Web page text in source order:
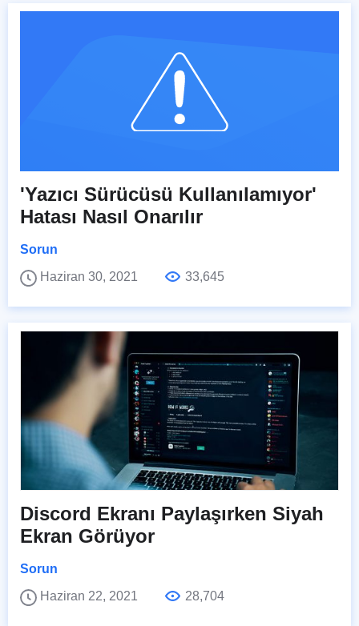
'Yazıcı Sürücüsü Kullanılamıyor'
Hatası Nasıl Onarılır
Sorun
Haziran 30, 2021
33,645
Discord Ekranı Paylaşırken Siyah
Ekran Görüyor
Sorun
Haziran 22, 2021
28,704